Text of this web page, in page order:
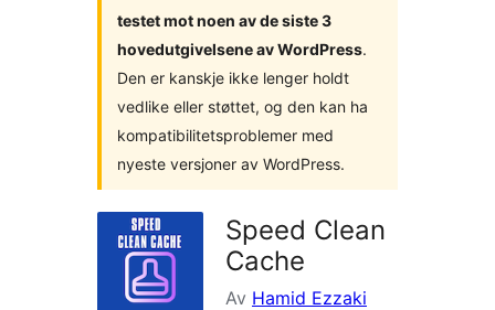
testet mot noen av de siste 3
hovedutgivelsene av WordPress.
Den er kanskje ikke lenger holdt
vedlike eller støttet, og den kan ha
kompatibilitetsproblemer med
nyeste versjoner av WordPress.
Speed Clean
Cache
Av Hamid Ezzaki